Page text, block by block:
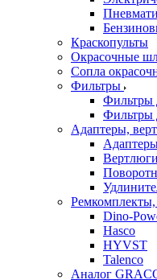
Краскопульты
Окрасочные
Сопла
Фильтры
Фильтры
Фильтры
Адаптеры,
Вертлюги
Ремкомплекты,
Dino-
Hasco
HYVST
Talenco
Аналог